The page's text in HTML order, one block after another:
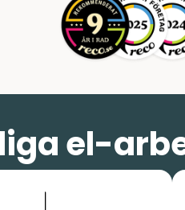
el-